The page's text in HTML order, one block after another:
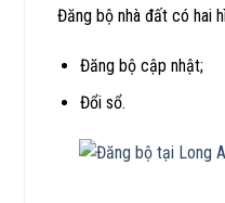
Đăng bộ nhà đất có hai
Đăng bộ cập nhật;
Đổi sổ.